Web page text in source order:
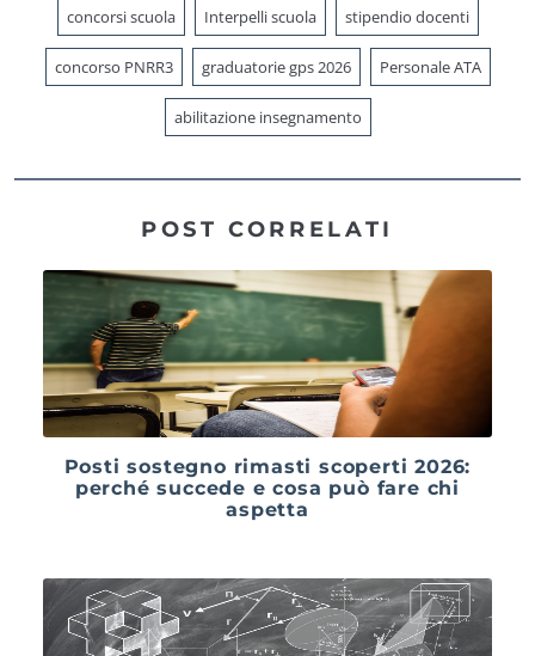
concorsi scuola Interpelli scuola stipendio docenti
concorso PNRR3 graduatorie gps 2026 Personale ATA
abilitazione insegnamento
POST CORRELATI
Posti sostegno rimasti scoperti 2026:
perché succede e cosa può fare chi
aspetta